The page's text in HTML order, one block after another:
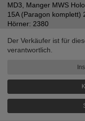
MD3, Manger MWS
15A (Paragon komplett)
Hörner: 2380
Der Verkäufer ist für
verantwortlich.